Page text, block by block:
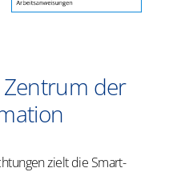
der
zielt die Smart-